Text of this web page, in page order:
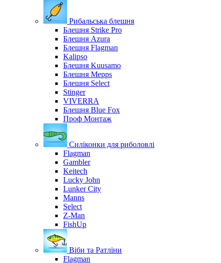
Рибальська блешня
Блешня Strike Pro
Блешня Azura
Блешня Flagman
Kalipso
Блешня Kuusamo
Блешня Mepps
Блешня Select
Stinger
VIVERRA
Блешня Blue Fox
Проф Монтаж
Силіконки для риболовлі
Flagman
Gambler
Keitech
Lucky John
Lunker City
Manns
Select
Z-Man
FishUp
Віби та Ратліни
Flagman